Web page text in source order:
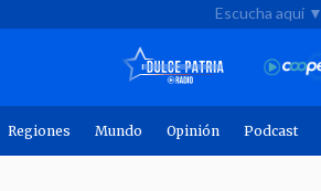
Escucha aquí ▼
Regiones Mundo Opinión Podcast